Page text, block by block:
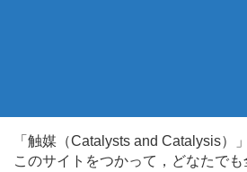
「触媒（Catalysts and Catalysis
このサイトをつかって，どなたで